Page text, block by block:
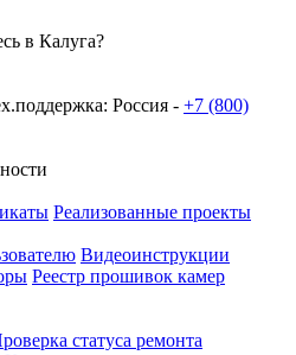
в Калуга?
Россия - +7 (800)
Реализованные проекты
Видеоинструкции
Реестр прошивок камер
статуса ремонта